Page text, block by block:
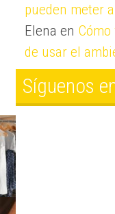
pueden meter
Elena en
de usar el
Síguenos